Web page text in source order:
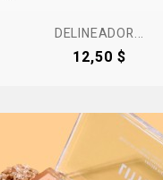
DELINEADOR...
Precio
12,50 $